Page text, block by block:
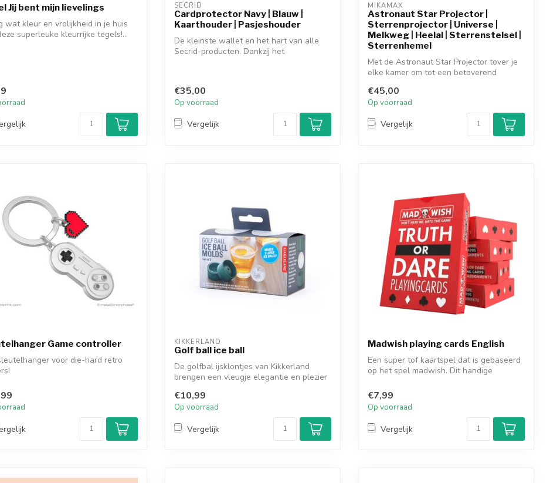
Jij bent mijn lievelings
wat kleur en vrolijkheid in je huis
superleuke kleurrijke tegels!...
SECRID
Cardprotector Navy | Blauw |
Kaarthouder | Pasjeshouder
De kleinste wallet en het hart van alle
Secrid-producten. Dankzij het
€35,00
Op voorraad
Vergelijk
MIKAMAX
Astronaut Star Projector |
Sterrenprojector | Universe |
Melkweg | Heelal | Sterrenstelsel |
Sterrenhemel
Met de Astronaut Star Projector tover je
elke kamer om tot een betoverend
€45,00
Op voorraad
Vergelijk
Game controller
voor die-hard retro
KIKKERLAND
Golf ball ice ball
De golfbal ijsklontjes van Kikkerland
brengen een vleugje elegantie en plezier
€10,99
Op voorraad
Vergelijk
Madwish playing cards English
Een super tof kaartspel dat is gebaseerd
op het spel madwish. Dit handige
€7,99
Op voorraad
Vergelijk